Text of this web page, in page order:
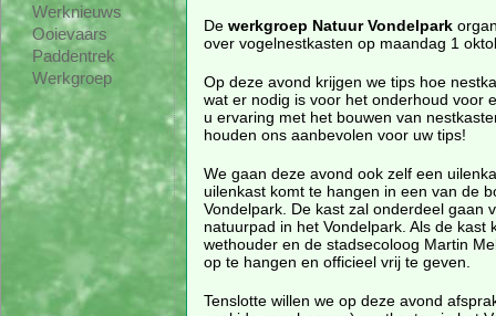
Werknieuws
Ooievaars
Paddentrek
Werkgroep
De werkgroep Natuur Vondelpark
over vogelnestkasten op maandag 1
Op deze avond krijgen we tips hoe
wat er nodig is voor het onderhoud voor
u ervaring met het bouwen van
houden ons aanbevolen voor uw tips!
We gaan deze avond ook zelf een
uilenkast komt te hangen in een van de
Vondelpark. De kast zal onderdeel gaan
natuurpad in het Vondelpark. Als de kast
wethouder en de stadsecoloog Martin
op te hangen en officieel vrij te geven.
Tenslotte willen we op deze avond